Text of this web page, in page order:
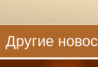
Другие